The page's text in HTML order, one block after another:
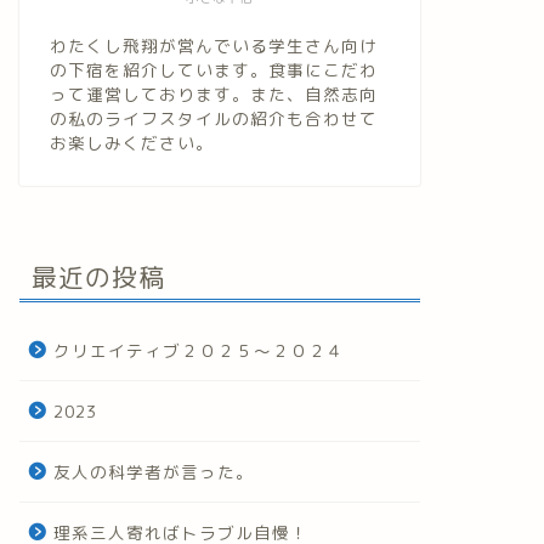
わたくし飛翔が営んでいる学生さん向け
の下宿を紹介しています。食事にこだわ
って運営しております。また、自然志向
の私のライフスタイルの紹介も合わせて
お楽しみください。
最近の投稿
クリエイティブ２０２５～２０２４
2023
友人の科学者が言った。
理系三人寄ればトラブル自慢！